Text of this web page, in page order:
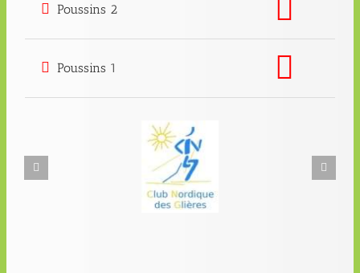
Poussins 2
Poussins 1